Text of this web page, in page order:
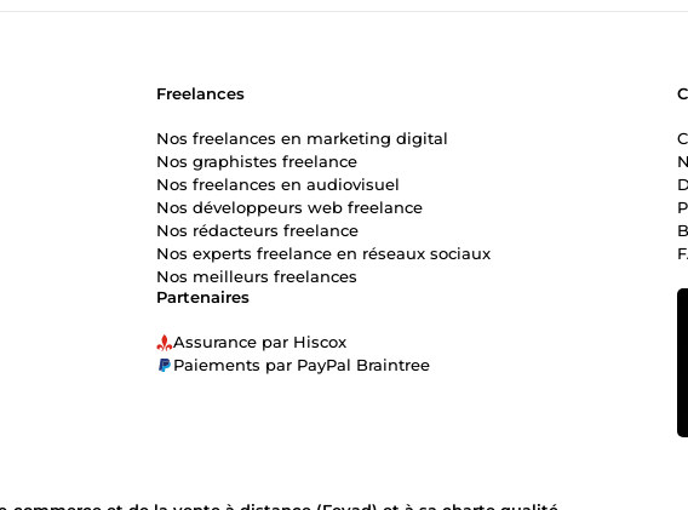
Partenaires
Assurance par Hiscox
Paiements par PayPal Braintree
Freelances
Nos freelances en marketing digital
Nos graphistes freelance
Nos freelances en audiovisuel
Nos développeurs web freelance
Nos rédacteurs freelance
Nos experts freelance en réseaux sociaux
Nos meilleurs freelances